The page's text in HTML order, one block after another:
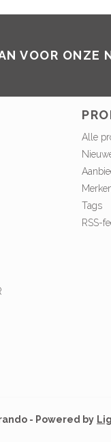
VOOR ONZE
Alle
Tags
RSS-
- Powered by